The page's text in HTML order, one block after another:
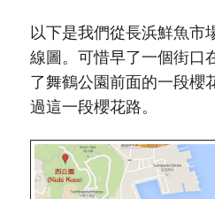
以下是我們從長浜鮮魚市
線圖。可惜早了一個街口
了舞鶴公園前面的一段櫻
過這一段櫻花路。